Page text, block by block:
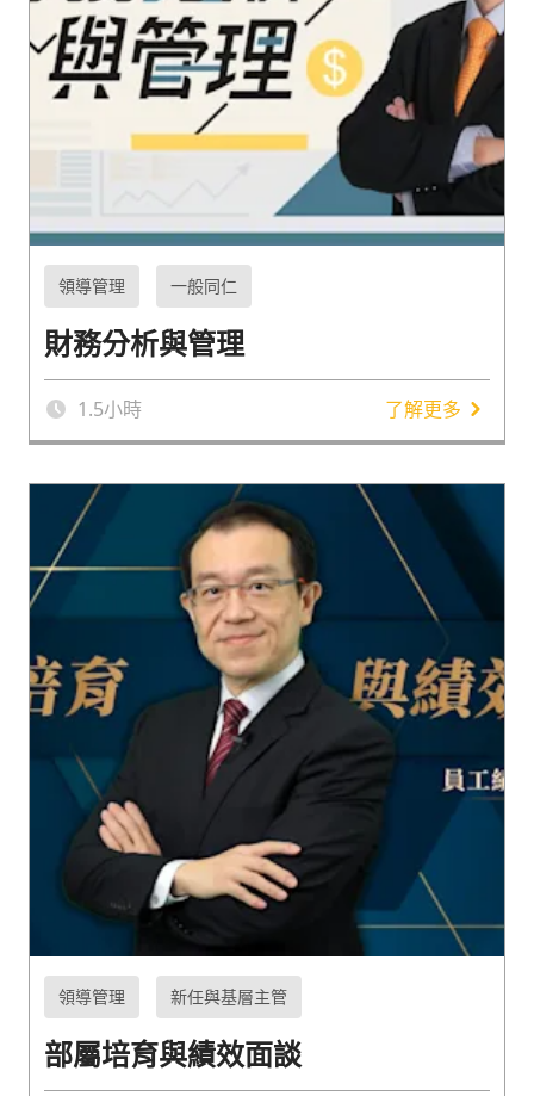
領導管理 一般同仁
財務分析與管理
1.5小時 了解更多
領導管理 新任與基層主管
部屬培育與績效面談